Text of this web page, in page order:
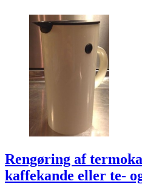
Rengøring af
kaffekande eller te-